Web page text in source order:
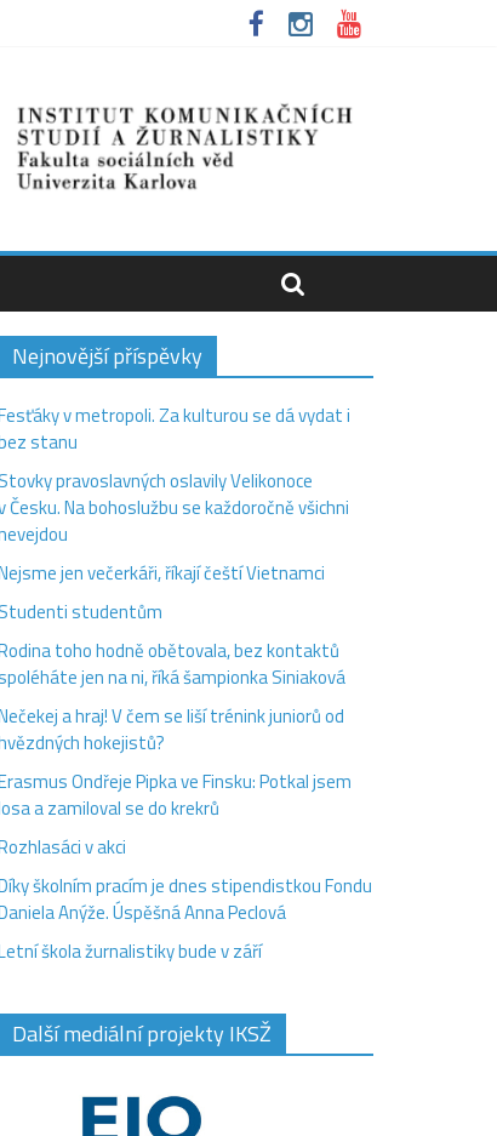
Nejnovější příspěvky
v metropoli. Za kulturou se dá vydat i
stanu
Stovky pravoslavných oslavily Velikonoce
Česku. Na bohoslužbu se každoročně všichni
jen večerkáři, říkají čeští Vietnamci
Studenti studentům
toho hodně obětovala, bez kontaktů
jen na ni, říká šampionka Siniaková
a hraj! V čem se liší trénink juniorů od
hokejistů?
Ondřeje Pipka ve Finsku: Potkal jsem
a zamiloval se do krekrů
v akci
školním pracím je dnes stipendistkou Fondu
Anýže. Úspěšná Anna Peclová
škola žurnalistiky bude v září
Další mediální projekty IKSŽ